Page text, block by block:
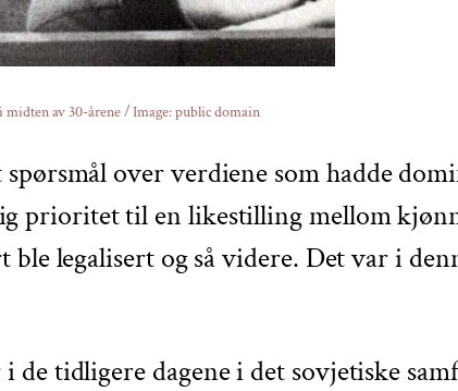
av 30-årene / Image: public domain
over verdiene som hadde
prioritet til en likestilling mellom
legalisert og så videre. Det var i
de tidligere dagene i det sovjetiske